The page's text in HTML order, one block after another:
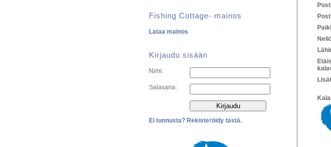
Fishing Cottage- mainos
Lataa mainos
Kirjaudu sisään
Nimi:
Salasana:
Ei tunnusta? Rekisteröidy tästä.